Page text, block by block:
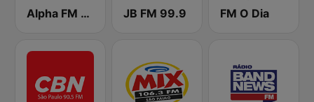
Alpha FM 101.7 JB FM 99.9 FM O Dia